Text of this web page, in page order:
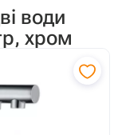
води
хром